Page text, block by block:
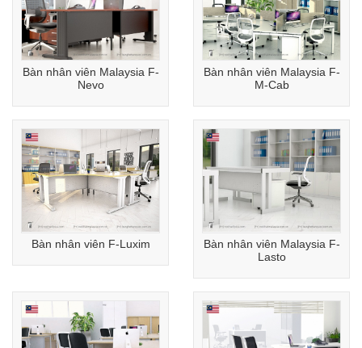
Bàn nhân viên Malaysia F-
Nevo
Bàn nhân viên Malaysia F-
M-Cab
Bàn nhân viên F-Luxim
Bàn nhân viên Malaysia F-
Lasto